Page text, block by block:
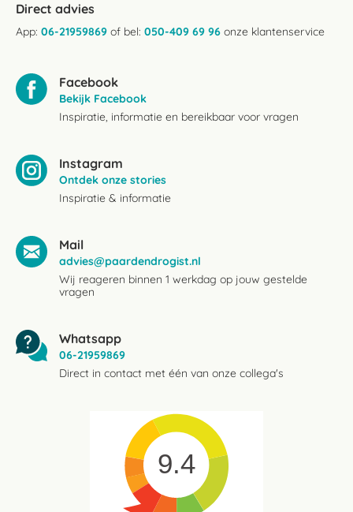
Direct advies
App: 06-21959869 of bel: 050-409 69 96 onze klantenservice
Facebook
Bekijk Facebook
Inspiratie, informatie en bereikbaar voor vragen
Instagram
Ontdek onze stories
Inspiratie & informatie
Mail
advies@paardendrogist.nl
Wij reageren binnen 1 werkdag op jouw gestelde
vragen
Whatsapp
06-21959869
Direct in contact met één van onze collega's
9.4